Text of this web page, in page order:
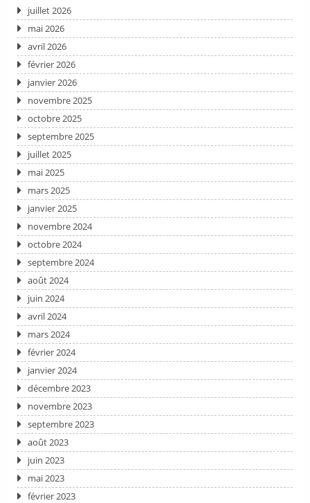
juillet 2026
mai 2026
avril 2026
février 2026
janvier 2026
novembre 2025
octobre 2025
septembre 2025
juillet 2025
mai 2025
mars 2025
janvier 2025
novembre 2024
octobre 2024
septembre 2024
août 2024
juin 2024
avril 2024
mars 2024
février 2024
janvier 2024
décembre 2023
novembre 2023
septembre 2023
août 2023
juin 2023
mai 2023
février 2023